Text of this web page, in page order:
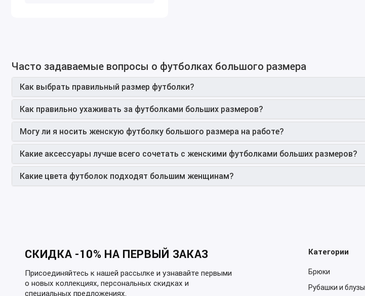
Часто задаваемые вопросы о футболках большого размера
Как выбрать правильный размер футболки?
Как правильно ухаживать за футболками больших размеров?
Могу ли я носить женскую футболку большого размера на работе?
Какие аксессуары лучше всего сочетать с женскими футболками больших размеров?
Какие цвета футболок подходят большим женщинам?
СКИДКА -10% НА ПЕРВЫЙ ЗАКАЗ
Присоединяйтесь к нашей рассылке и узнавайте первыми
о новых коллекциях, персональных скидках и
специальных предложениях.
Категории
Брюки
Рубашки и блузы